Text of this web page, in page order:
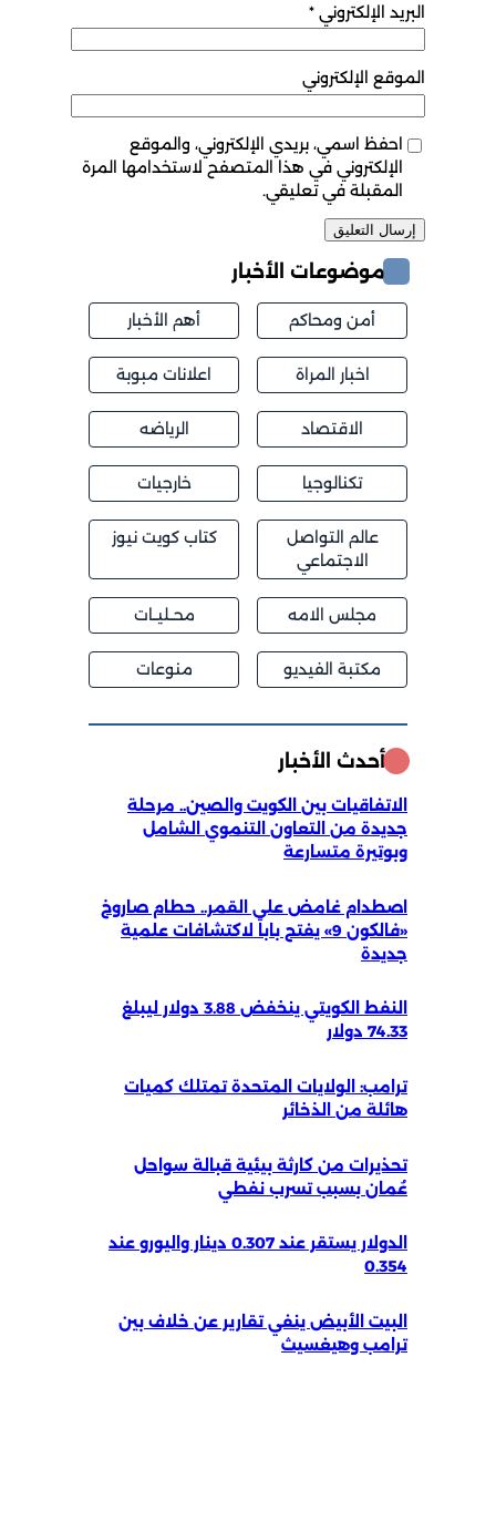
البريد الإلكتروني *
الموقع الإلكتروني
احفظ اسمي، بريدي الإلكتروني، والموقع
الإلكتروني في هذا المتصفح لاستخدامها المرة
المقبلة في تعليقي.
موضوعات الأخبار
أمن ومحاكم أهم الأخبار
اخبار المراة اعلانات مبوبة
الاقتصاد الرياضه
تكنالوجيا خارجيات
عالم التواصل
الاجتماعي
كتاب كويت نيوز
مجلس الامه محــليــات
مكتبة الفيديو منوعات
أحدث الأخبار
الاتفاقيات بين الكويت والصين.. مرحلة
جديدة من التعاون التنموي الشامل
وبوتيرة متسارعة
اصطدام غامض على القمر.. حطام صاروخ
«فالكون 9» يفتح باباً لاكتشافات علمية
جديدة
النفط الكويتي ينخفض 3.88 دولار ليبلغ
74.33 دولار
ترامب: الولايات المتحدة تمتلك كميات
هائلة من الذخائر
تحذيرات من كارثة بيئية قبالة سواحل
عُمان بسبب تسرب نفطي
الدولار يستقر عند 0.307 دينار واليورو عند
0.354
البيت الأبيض ينفي تقارير عن خلاف بين
ترامب وهيغسيث